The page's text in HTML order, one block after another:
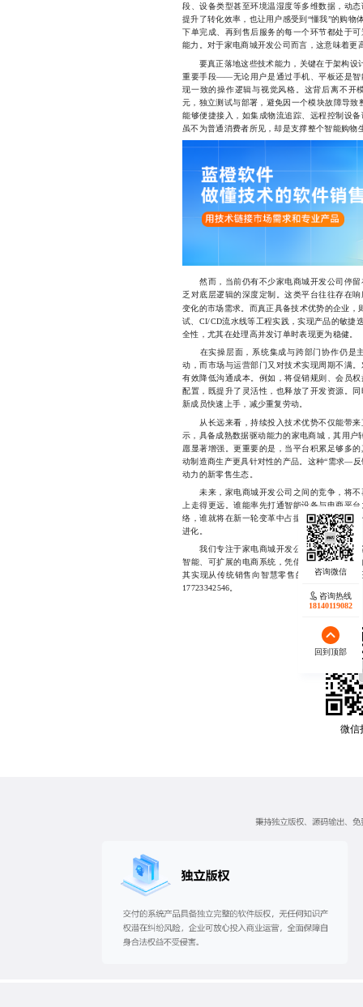
段、设备类型甚至环境温湿度等多维数据，动
提升了转化效率，也让用户感受到“懂我”的购
下单完成、再到售后服务的每一个环节都处于
能力。对于家电商城开发公司而言，这意味着更
要真正落地这些技术能力，关键在于架构设
重要手段——无论用户是通过手机、平板还是智
现一致的操作逻辑与视觉风格。这背后离不开
元，独立测试与部署，避免因一个模块故障导
能够便捷接入，如集成物流追踪、远程控制设
虽不为普通消费者所见，却是支撑整个智能购物
然而，当前仍有不少家电商城开发公司停留
乏对底层逻辑的深度定制。这类平台往往存在
变化的市场需求。而真正具备技术优势的企业，
试、CI/CD流水线等工程实践，实现产品的敏捷
全性，尤其在处理高并发订单时表现更为稳健。
在实操层面，系统集成与跨部门协作仍是
动，而市场与运营部门又对技术实现周期不满
有效降低沟通成本。例如，将促销规则、会员
配置，既提升了灵活性，也释放了开发资源。
新成员快速上手，减少重复劳动。
从长远来看，持续投入技术优势不仅能带来
示，具备成熟数据驱动能力的家电商城，其用户
愿显著增强。更重要的是，当平台积累足够多
动制造商生产更具针对性的产品。这种“需求—
动力的新零售生态。
未来，家电商城开发公司之间的竞争，将不
上走得更远。谁能率先打通智能设备与电商平
络，谁就将在新一轮变革中占据主导地位。而
进化。
我们专注于家电商城开发公司相关的技术解
智能、可扩展的电商系统，凭借多年行业经验
其实现从传统销售向智慧零售的跨越。如果您
17723342546。
微信
咨询热线
18140119082
回到顶部